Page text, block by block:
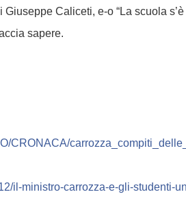
Caliceti, e-o “La scuola
sapere.
CRONACA/
il-ministro-carrozza-e-gli-studenti-